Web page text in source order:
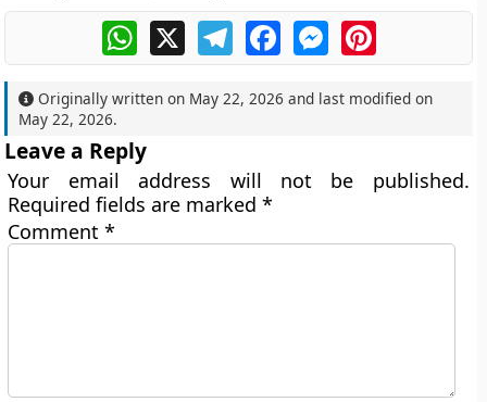
WhatsApp
X TelegramFacebookMessengerPinterest
Originally written on May 22, 2026 and last modified on
May 22, 2026.
Leave a Reply
Your email address will not be published.
Required fields are marked*
Comment*